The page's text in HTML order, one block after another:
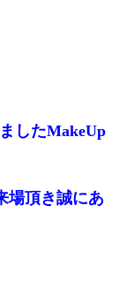
したMakeUp
場頂き誠にあ